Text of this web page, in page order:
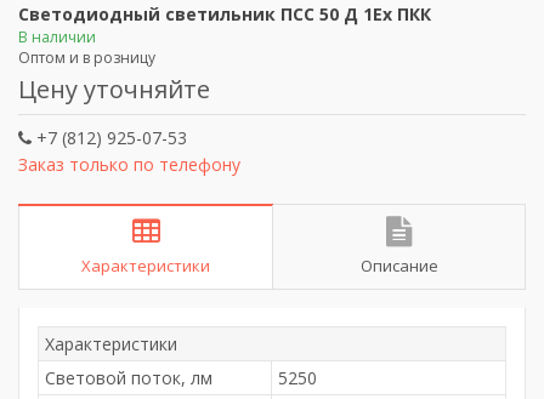
Светодиодный светильник ПСС 50 Д 1Ех ПКК
В наличии
Оптом и в розницу
Цену уточняйте
+7 (812) 925-07-53
Заказ только по телефону
Характеристики Описание
Характеристики
Световой поток, лм
5250